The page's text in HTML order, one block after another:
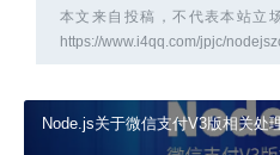
本文来自投稿，不代表本站立
https://www.i4qq.com/jpjc/
Node.js关于微信支付V3版相关处